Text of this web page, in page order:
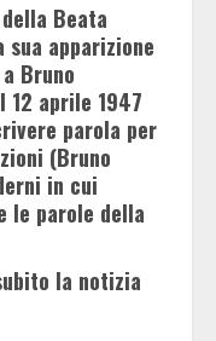
Beata
sua apparizione
Bruno
12 aprile 1947
parola per
(Bruno
in cui
le parole della
la notizia